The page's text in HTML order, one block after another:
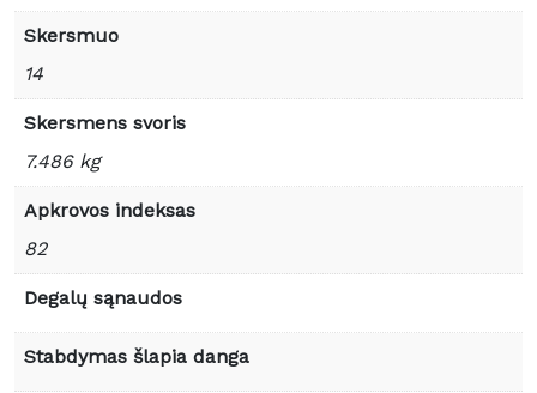
Skersmuo
14
Skersmens svoris
7.486 kg
Apkrovos indeksas
82
Degalų sąnaudos
Stabdymas šlapia danga